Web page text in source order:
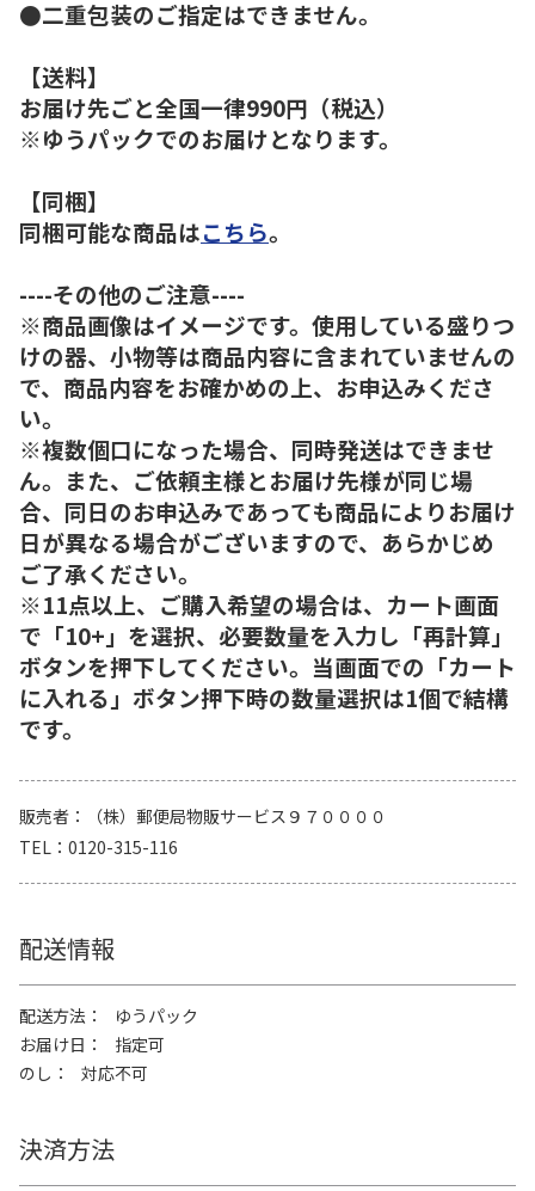
●二重包装のご指定はできません。
【送料】
お届け先ごと全国一律990円（税込）
※ゆうパックでのお届けとなります。
【同梱】
同梱可能な商品はこちら。
----その他のご注意----
※商品画像はイメージです。使用している盛りつ
けの器、小物等は商品内容に含まれていませんの
で、商品内容をお確かめの上、お申込みくださ
い。
※複数個口になった場合、同時発送はできませ
ん。また、ご依頼主様とお届け先様が同じ場
合、同日のお申込みであっても商品によりお届け
日が異なる場合がございますので、あらかじめ
ご了承ください。
※11点以上、ご購入希望の場合は、カート画面
で「10+」を選択、必要数量を入力し「再計算」
ボタンを押下してください。当画面での「カート
に入れる」ボタン押下時の数量選択は1個で結構
です。
販売者
（株）郵便局物販サービス９７００００
TEL
0120-315-116
配送情報
配送方法
ゆうパック
お届け日
指定可
のし
対応不可
決済方法